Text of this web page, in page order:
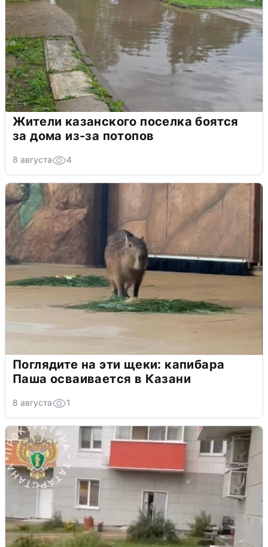
Жители казанского поселка боятся
за дома из-за потопов
8 августа 4
Поглядите на эти щеки: капибара
Паша осваивается в Казани
8 августа 1